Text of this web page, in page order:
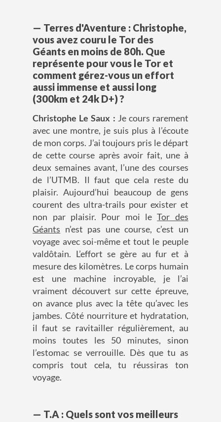
— Terres d'Aventure : Christophe,
vous avez couru le Tor des
Géants en moins de 80h. Que
représente pour vous le Tor et
comment gérez-vous un effort
aussi immense et aussi long
(300km et 24k D+) ?
Christophe Le Saux : Je cours rarement
avec une montre, je suis plus à l’écoute
de mon corps. J’ai toujours pris le départ
de cette course après avoir fait, une à
deux semaines avant, l’une des courses
de l’UTMB. Il faut que cela reste du
plaisir. Aujourd’hui beaucoup de gens
courent des ultra-trails pour exister et
non par plaisir. Pour moi leTor des
Géants n’est pas une course, c’est un
voyage avec soi-même et tout le peuple
valdôtain. L’effort se gère au fur et à
mesure des kilomètres. Le corps humain
est une machine incroyable, je l’ai
vraiment découvert sur cette épreuve,
on avance plus avec la tête qu’avec les
jambes. Côté nourriture et hydratation,
il faut se ravitailler régulièrement, au
moins toutes les 50 minutes, sinon
l’estomac se verrouille. Dès que tu as
compris tout cela, tu réussiras ton
voyage.
— T.A : Quels sont vos meilleurs